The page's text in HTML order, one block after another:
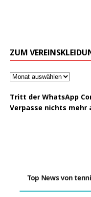
ZUM
Tritt der WhatsApp
Verpasse nichts mehr